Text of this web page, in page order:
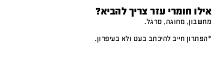
אילו חומרי עזר צריך להביא?
מחשבון, מחוגה, סרגל.
*הפתרון חייב להיכתב בעט ולא בעיפרון.